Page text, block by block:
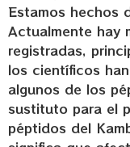
Estamos hechos
Actualmente hay
registradas,
los científicos
algunos de los
sustituto para el
péptidos del